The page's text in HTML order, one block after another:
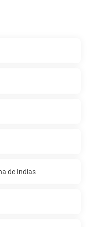
de Indias